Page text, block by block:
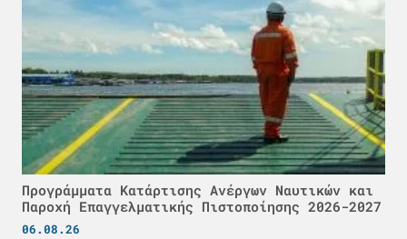
Προγράμματα Κατάρτισης Ανέργων Ναυτικών και
Παροχή Επαγγελματικής Πιστοποίησης 2026-2027
06.08.26